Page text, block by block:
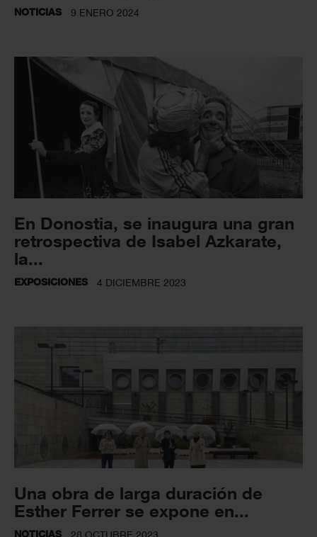
NOTICIAS 9 ENERO 2024
En Donostia, se inaugura una gran
retrospectiva de Isabel Azkarate,
la...
EXPOSICIONES 4 DICIEMBRE 2023
Una obra de larga duración de
Esther Ferrer se expone en...
NOTICIAS 28 OCTUBRE 2023